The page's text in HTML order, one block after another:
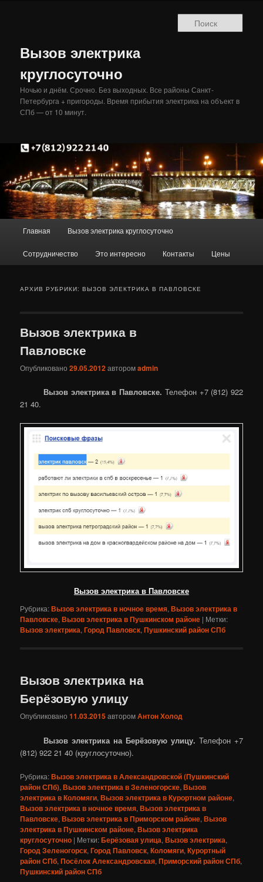
Вызов электрика
круглосуточно
Ночью и днём. Срочно. Без выходных. Все районы Санкт-
Петербурга + пригороды. Время прибытия электрика на объект в
СПб — от 10 минут.
Главная Вызов электрика круглосуточно
Сотрудничество Это интересно Контакты Цены
АРХИВ РУБРИКИ:ВЫЗОВ ЭЛЕКТРИКА В ПАВЛОВСКЕ
Вызов электрика в
Павловске
Опубликовано29.05.2012авторомadmin
Вызов электрика в Павловске. Телефон +7 (812) 922
21 40.
Вызов электрика в Павловске
Рубрика:Вызов электрика в ночное время,Вызов электрика в
Павловске,Вызов электрика в Пушкинском районе | Метки:
Вызов электрика,Город Павловск,Пушкинский район СПб
Вызов электрика на
Берёзовую улицу
Опубликовано11.03.2015авторомАнтон Холод
Вызов электрика на Берёзовую улицу. Телефон +7
(812) 922 21 40 (круглосуточно).
Рубрика:Вызов электрика в Александровской (Пушкинский
район СПб),Вызов электрика в Зеленогорске,Вызов
электрика в Коломяги,Вызов электрика в Курортном районе,
Вызов электрика в ночное время,Вызов электрика в
Павловске,Вызов электрика в Приморском районе,Вызов
электрика в Пушкинском районе,Вызов электрика
круглосуточно | Метки:Берёзовая улица,Вызов электрика,
Город Зеленогорск,Город Павловск,Коломяги,Курортный
район СПб,Посёлок Александровская,Приморский район СПб,
Пушкинский район СПб